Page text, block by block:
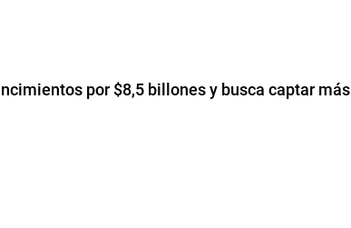
por $8,5 billones y busca captar más